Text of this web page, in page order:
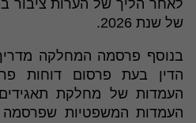
לאחר הליך של הערות ציבור
של שנת 2026.
בנוסף פרסמה המחלקה
הדין בעת פרסום דוחות
העמדות של מחלקת
העמדות המשפטיות